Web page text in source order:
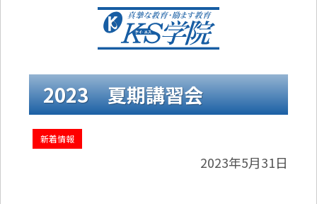
2023 夏期講習会
新着情報
2023年5月31日